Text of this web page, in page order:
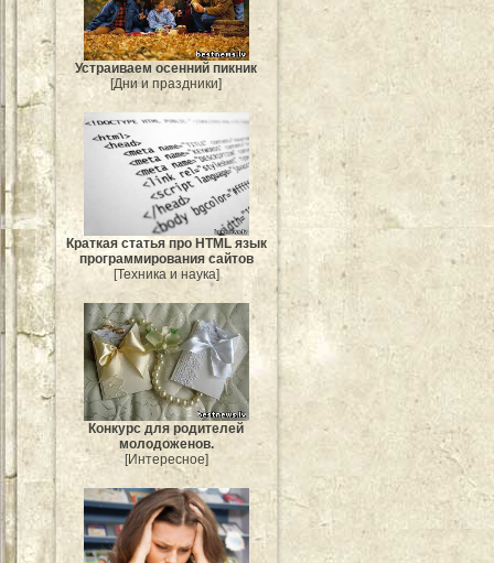
Устраиваем осенний пикник
[Дни и праздники]
Краткая статья про HTML язык
программирования сайтов
[Техника и наука]
Конкурс для родителей
молодоженов.
[Интересное]